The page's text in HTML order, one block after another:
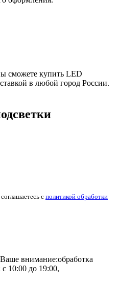
сможете купить LED
в любой город России.
с политикой обработки
внимание:обработка
10:00 до 19:00,